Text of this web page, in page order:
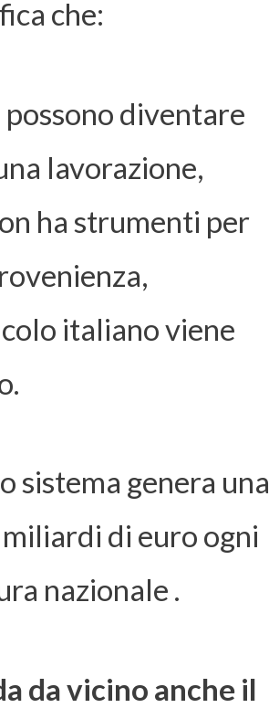
che:
diventare
lavorazione,
ha strumenti per
italiano viene
sistema genera una
di euro ogni
nazionale .
da vicino anche il